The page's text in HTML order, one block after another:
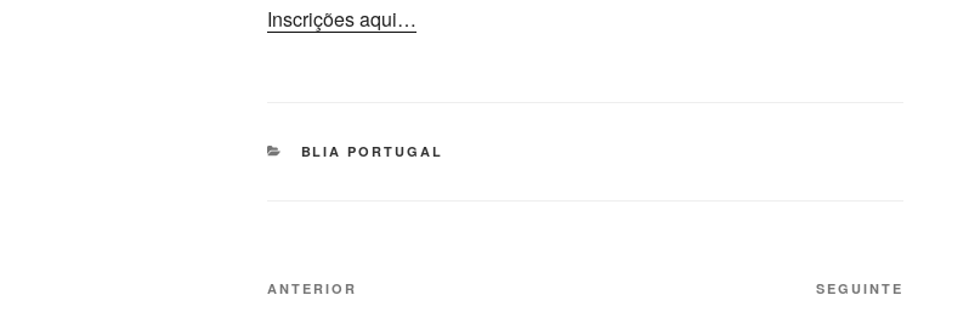
Inscrições aqui…
BLIA PORTUGAL
ANTERIOR SEGUINTE